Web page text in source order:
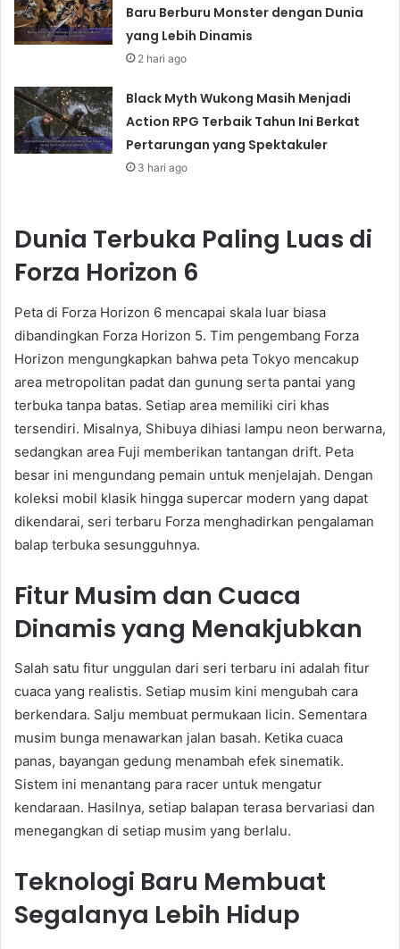
Baru Berburu Monster dengan Dunia
yang Lebih Dinamis
2 hari ago
Black Myth Wukong Masih Menjadi
Action RPG Terbaik Tahun Ini Berkat
Pertarungan yang Spektakuler
3 hari ago
Dunia Terbuka Paling Luas di
Forza Horizon 6
Peta di Forza Horizon 6 mencapai skala luar biasa
dibandingkan Forza Horizon 5. Tim pengembang Forza
Horizon mengungkapkan bahwa peta Tokyo mencakup
area metropolitan padat dan gunung serta pantai yang
terbuka tanpa batas. Setiap area memiliki ciri khas
tersendiri. Misalnya, Shibuya dihiasi lampu neon berwarna,
sedangkan area Fuji memberikan tantangan drift. Peta
besar ini mengundang pemain untuk menjelajah. Dengan
koleksi mobil klasik hingga supercar modern yang dapat
dikendarai, seri terbaru Forza menghadirkan pengalaman
balap terbuka sesungguhnya.
Fitur Musim dan Cuaca
Dinamis yang Menakjubkan
Salah satu fitur unggulan dari seri terbaru ini adalah fitur
cuaca yang realistis. Setiap musim kini mengubah cara
berkendara. Salju membuat permukaan licin. Sementara
musim bunga menawarkan jalan basah. Ketika cuaca
panas, bayangan gedung menambah efek sinematik.
Sistem ini menantang para racer untuk mengatur
kendaraan. Hasilnya, setiap balapan terasa bervariasi dan
menegangkan di setiap musim yang berlalu.
Teknologi Baru Membuat
Segalanya Lebih Hidup